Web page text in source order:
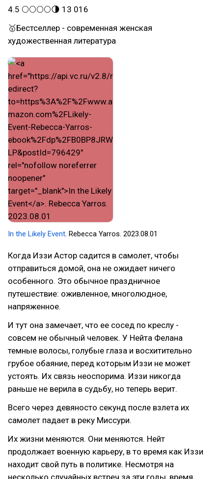
4.5 🌕🌕🌕🌕🌗 13 016
🥇Бестселлер - современная женская
художественная литература
In the Likely Event. Rebecca Yarros. 2023.08.01
Когда Иззи Астор садится в самолет, чтобы
отправиться домой, она не ожидает ничего
особенного. Это обычное праздничное
путешествие: оживленное, многолюдное,
напряженное.
И тут она замечает, что ее сосед по креслу -
совсем не обычный человек. У Нейта Фелана
темные волосы, голубые глаза и восхитительно
грубое обаяние, перед которым Иззи не может
устоять. Их связь неоспорима. Иззи никогда
раньше не верила в судьбу, но теперь верит.
Всего через девяносто секунд после взлета их
самолет падает в реку Миссури.
Их жизни меняются. Они меняются. Нейт
продолжает военную карьеру, в то время как Иззи
находит свой путь в политике. Несмотря на
несколько случайных встреч за эти годы, время